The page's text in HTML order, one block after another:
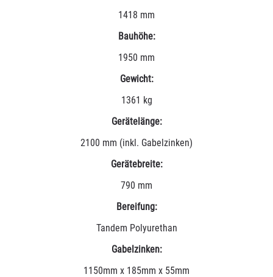
1418 mm
Bauhöhe:
1950 mm
Gewicht:
1361 kg
Gerätelänge:
2100 mm (inkl. Gabelzinken)
Gerätebreite:
790 mm
Bereifung:
Tandem Polyurethan
Gabelzinken:
1150mm x 185mm x 55mm